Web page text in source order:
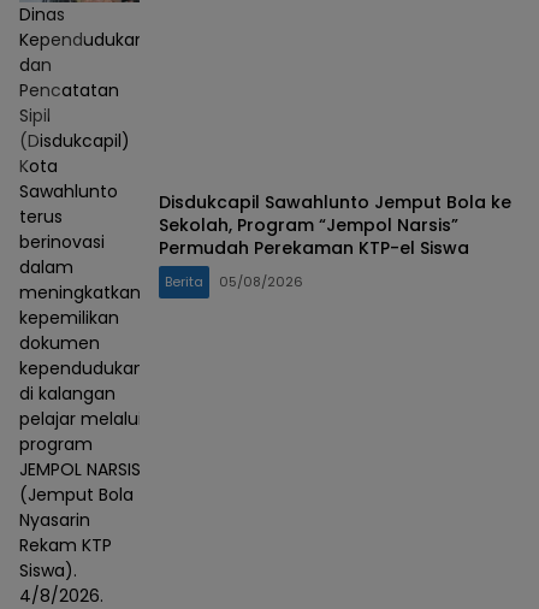
Dinas
Kependudukan
dan
Pencatatan
Sipil
(Disdukcapil)
Kota
Sawahlunto
terus
berinovasi
dalam
meningkatkan
kepemilikan
dokumen
kependudukan
di kalangan
pelajar melalui
program
JEMPOL NARSIS
(Jemput Bola
Nyasarin
Rekam KTP
Siswa).
4/8/2026.
Disdukcapil Sawahlunto Jemput Bola ke
Sekolah, Program “Jempol Narsis”
Permudah Perekaman KTP-el Siswa
Berita 05/08/2026